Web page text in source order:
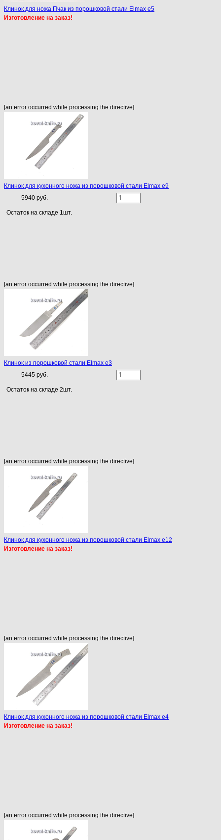
Клинок для ножа Пчак из порошковой стали Elmax e5
Изготовление на заказ!
[an error occurred while processing the directive]
Клинок для кухонного ножа из порошковой стали Elmax e9
5940 руб.
Остаток на складе 1шт.
[an error occurred while processing the directive]
Клинок из порошковой стали Elmax e3
5445 руб.
Остаток на складе 2шт.
[an error occurred while processing the directive]
Клинок для кухонного ножа из порошковой стали Elmax e12
Изготовление на заказ!
[an error occurred while processing the directive]
Клинок для кухонного ножа из порошковой стали Elmax e4
Изготовление на заказ!
[an error occurred while processing the directive]